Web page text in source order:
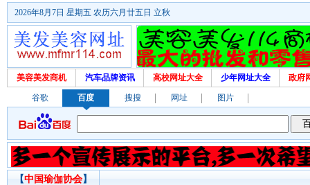
2026年8月7日 星期五 农历六月廿五日 立秋
美容美发商机 汽车品牌资讯 高校网址大全 少年网址大全 政府
谷歌 百度 搜搜 网址 图片
【中国瑜伽协会】